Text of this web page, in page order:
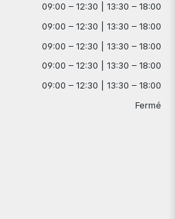
09:00 – 12:30 | 13:30 – 18:00
09:00 – 12:30 | 13:30 – 18:00
09:00 – 12:30 | 13:30 – 18:00
09:00 – 12:30 | 13:30 – 18:00
09:00 – 12:30 | 13:30 – 18:00
Fermé